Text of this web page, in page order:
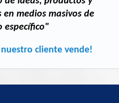
medios masivos de
específico"
nuestro cliente vende!